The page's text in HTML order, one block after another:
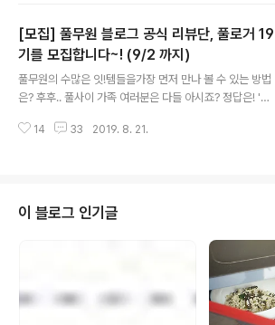
랑과 열정만 있다면 누구나 가능한 풀로거 19기에 선정된
그 영광의 주인공들을 지금 공개합니다!!! 강윤이님(yun~)
/ 김수진님(j67~) / 김영선님(dpd~) / 김은미님(emj~) /
김정민님(51j~) / 리리제이님(stop~) / 러블리민수님(jm
h~) / 박미령님(smr~) / 백현지님(hw9~) / 보라도치님(b
ab~) / 상큼이님(cls~) / 신..
[모집] 풀무원 블로그 공식 리뷰단, 풀로거 19
기를 모집합니다~! (9/2 까지)
풀무원의 수많은 잇!템들을가장 먼저 만나 볼 수 있는 방법
은? 후후.. 풀사이 가족 여러분은 다들 아시죠? 정답은! '풀
이야기'의 공식 리뷰단! 드디어~ '풀로거' 모집이 시작됐습
면 파워블로거가 아니어도 문제 없으니 부담갖지 마시고
신청 고고! 누구나 하고 싶고 누구나 될 수 있는 풀로거! 풀
로거에 도전하는 법은 간단해요~! 댓글로 "가장 좋아하는
풀무원 제품과 그 이유", 그리고 운영중인 블로그의 URL을
남기면 끝! 그리고 이제 남은건 풀반장의 선택만 기다리면
되는데요. 풀반장이 ..
14 33 2019. 8. 21.
이 블로그 인기글